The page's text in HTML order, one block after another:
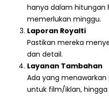
hanya dalam hitungan
memerlukan minggu.
Laporan Royalti
Pastikan mereka
dan detail.
Layanan Tambahan
Ada yang menawarkan
untuk film/iklan,